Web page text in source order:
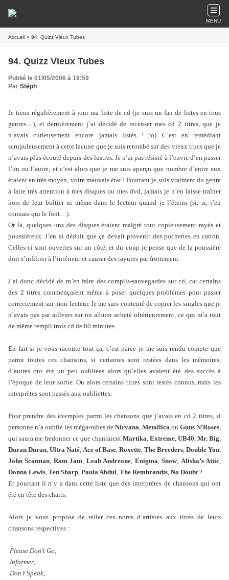
MENU
Accueil » 94. Quizz Vieux Tubes
94. Quizz Vieux Tubes
Publié le 01/05/2006 à 19:59
Par Stéph
Je tiens régulièrement à jour ma liste de cd (je suis un fan de listes en tous
genres…), et dernièrement j’ai décidé de recenser mes cd 2 titres, que je
n’avais curieusement encore jamais listés ! :o) C’est en remédiant
scrupuleusement à cette lacune que je suis retombé sur des vieux trucs que je
n’avais plus écouté depuis des lustres. Je n’ai pas résisté à l’envie d’en passer
l’un ou l’autre, et c’est alors que je me suis aperçu que nombre d’entre eux
étaient en très moyen, voire mauvais état ! Pourtant je suis vraiment du genre
à faire très attention à mes disques ou mes dvd, jamais je n’en laisse traîner
hors de leur boîtier ni même dans le lecteur quand je l’éteins (si, si, j’en
connais qui le font…).
Or là, quelques uns des disques étaient malgré tout copieusement rayés et
poussiéreux. J’en ai déduit que ça devait provenir des pochettes en carton.
Celles-ci sont ouvertes sur un côté, et du coup je pense que de la poussière
doit s’infiltrer à l’intérieur et causer des rayures par frottement.
J’ai donc décidé de m’en faire des compils-sauvegardes sur cd, car certains
des 2 titres commençaient même à poser quelques problèmes pour passer
correctement sur mon lecteur. Je me suis contenté de copier les singles que je
n’avais pas par ailleurs sur un album acheté ultérieurement, ce qui m’a tout
de même rempli trois cd de 80 minutes.
En fait si je vous raconte tout ça, c’est parce je me suis rendu compte que
parmi toutes ces chansons, si certaines sont restées dans les mémoires,
d’autres ont été un peu oubliées alors qu’elles avaient été des succès à
l’époque de leur sortie. Ou alors certains titres sont restés connus, mais les
interprètes sont passés aux oubliettes.
Pour prendre des exemples parmi les chansons que j’avais en cd 2 titres, si
personne n’a oublié les méga-tubes de Nirvana, Metallica ou Guns N’Roses,
qui saura me fredonner ce que chantaient Martika, Extreme, UB40, Mr. Big,
Duran Duran, Ultra Naté, Ace of Base, Roxette, The Breeders, Double You,
John Scatman, Ram Jam, Leah Andreone, Enigma,Snow, Alisha’s Attic,
Donna Lewis, Ten Sharp, Paula Abdul, The Rembrandts, No Doubt?
Et pourtant il n’y a dans cette liste que des interprètes de chansons qui ont
été en tête des charts.
Alors je vous propose de relier ces noms d’artistes aux titres de leurs
chansons respectives :
Please Don’t Go,
Informer,
Don’t Speak,